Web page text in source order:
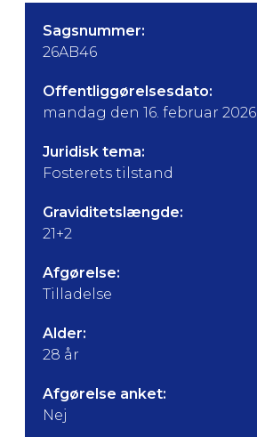
Sagsnummer:
26AB46
Offentliggørelsesdato:
mandag den 16. februar 2026
Juridisk tema:
Fosterets tilstand
Graviditetslængde:
21+2
Afgørelse:
Tilladelse
Alder:
28 år
Afgørelse anket:
Nej